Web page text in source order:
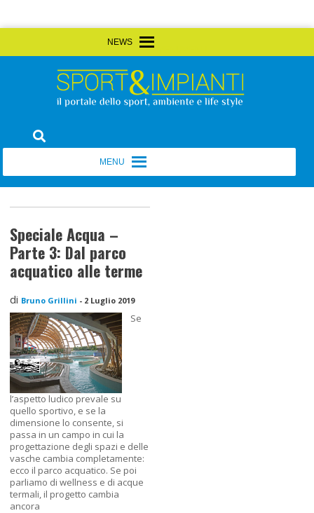
to
Sport&Impianti
Speciale Acqua –
Parte 3: Dal parco
acquatico alle terme
di Bruno Grillini - 2 Luglio 2019
Se
l’aspetto ludico prevale su
quello sportivo, e se la
dimensione lo consente, si
passa in un campo in cui la
progettazione degli spazi e delle
vasche cambia completamente:
ecco il parco acquatico. Se poi
parliamo di wellness e di acque
termali, il progetto cambia
ancora